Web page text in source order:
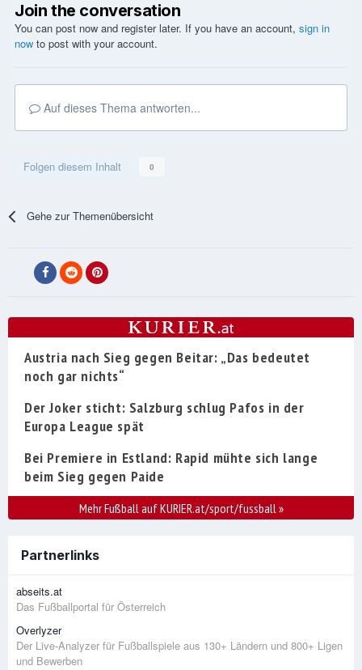
Join the conversation
You can post now and register later. If you have an account, sign in
now to post with your account.
Auf dieses Thema antworten...
Folgen diesem Inhalt 0
Gehe zur Themenübersicht
Austria nach Sieg gegen Beitar: „Das bedeutet
noch gar nichts“
Der Joker sticht: Salzburg schlug Pafos in der
Europa League spät
Bei Premiere in Estland: Rapid mühte sich lange
beim Sieg gegen Paide
Mehr Fußball auf KURIER.at/sport/fussball»
Partnerlinks
abseits.at
Das Fußballportal für Österreich
Overlyzer
Der Live-Analyzer für Fußballspiele aus 130+ Ländern und 800+ Ligen
und Bewerben